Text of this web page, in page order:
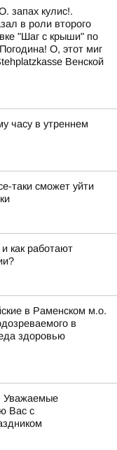
запах кулис!.
в роли второго
"Шаг с крыши" по
О, этот миг
Венской
часу в утреннем
таки сможет уйти
как работают
в Раменском м.о.
в
здоровью
Уважаемые
Вас с